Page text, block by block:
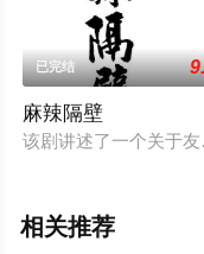
已完结
麻辣隔壁
该剧讲述了一个关于
相关推荐